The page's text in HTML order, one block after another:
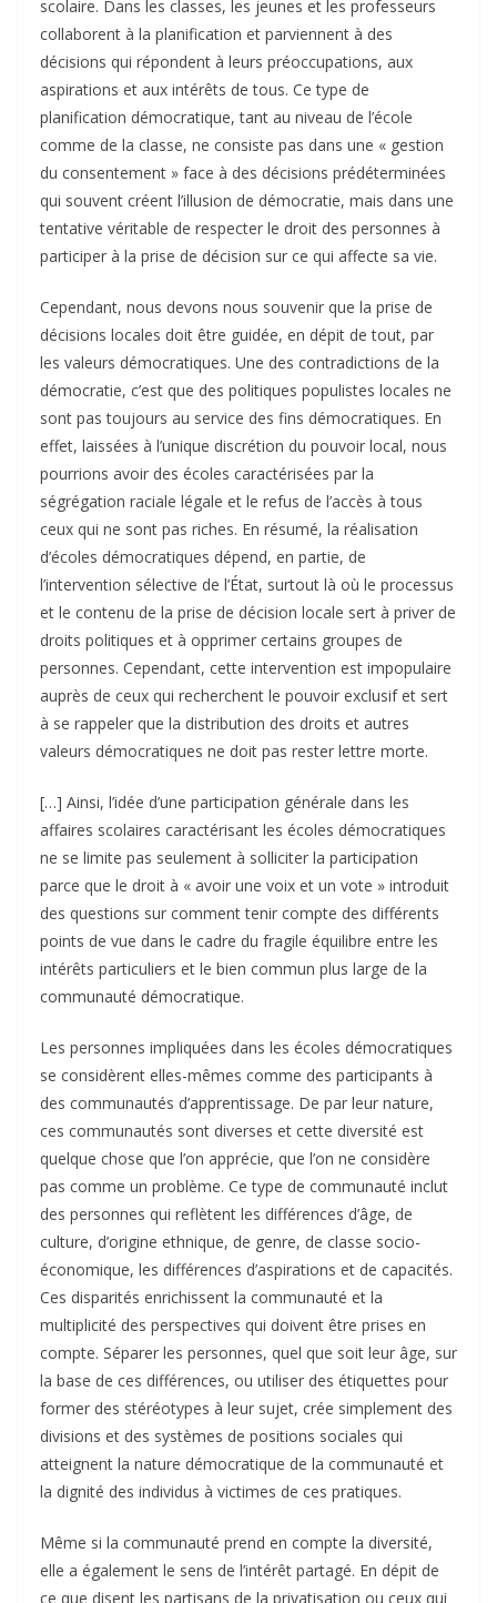
scolaire. Dans les classes, les jeunes et les professeurs
collaborent à la planification et parviennent à des
décisions qui répondent à leurs préoccupations, aux
aspirations et aux intérêts de tous. Ce type de
planification démocratique, tant au niveau de l’école
comme de la classe, ne consiste pas dans une « gestion
du consentement » face à des décisions prédéterminées
qui souvent créent l’illusion de démocratie, mais dans une
tentative véritable de respecter le droit des personnes à
participer à la prise de décision sur ce qui affecte sa vie.
Cependant, nous devons nous souvenir que la prise de
décisions locales doit être guidée, en dépit de tout, par
les valeurs démocratiques. Une des contradictions de la
démocratie, c’est que des politiques populistes locales ne
sont pas toujours au service des fins démocratiques. En
effet, laissées à l’unique discrétion du pouvoir local, nous
pourrions avoir des écoles caractérisées par la
ségrégation raciale légale et le refus de l’accès à tous
ceux qui ne sont pas riches. En résumé, la réalisation
d’écoles démocratiques dépend, en partie, de
l’intervention sélective de l’État, surtout là où le processus
et le contenu de la prise de décision locale sert à priver de
droits politiques et à opprimer certains groupes de
personnes. Cependant, cette intervention est impopulaire
auprès de ceux qui recherchent le pouvoir exclusif et sert
à se rappeler que la distribution des droits et autres
valeurs démocratiques ne doit pas rester lettre morte.
[…] Ainsi, l’idée d’une participation générale dans les
affaires scolaires caractérisant les écoles démocratiques
ne se limite pas seulement à solliciter la participation
parce que le droit à « avoir une voix et un vote » introduit
des questions sur comment tenir compte des différents
points de vue dans le cadre du fragile équilibre entre les
intérêts particuliers et le bien commun plus large de la
communauté démocratique.
Les personnes impliquées dans les écoles démocratiques
se considèrent elles-mêmes comme des participants à
des communautés d’apprentissage. De par leur nature,
ces communautés sont diverses et cette diversité est
quelque chose que l’on apprécie, que l’on ne considère
pas comme un problème. Ce type de communauté inclut
des personnes qui reflètent les différences d’âge, de
culture, d’origine ethnique, de genre, de classe socio-
économique, les différences d’aspirations et de capacités.
Ces disparités enrichissent la communauté et la
multiplicité des perspectives qui doivent être prises en
compte. Séparer les personnes, quel que soit leur âge, sur
la base de ces différences, ou utiliser des étiquettes pour
former des stéréotypes à leur sujet, crée simplement des
divisions et des systèmes de positions sociales qui
atteignent la nature démocratique de la communauté et
la dignité des individus à victimes de ces pratiques.
Même si la communauté prend en compte la diversité,
elle a également le sens de l’intérêt partagé. En dépit de
ce que disent les partisans de la privatisation ou ceux qui